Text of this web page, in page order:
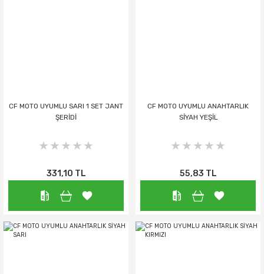
CF MOTO UYUMLU SARI 1 SET JANT
ŞERİDİ
331,10 TL
CF MOTO UYUMLU ANAHTARLIK
SİYAH YEŞİL
55,83 TL